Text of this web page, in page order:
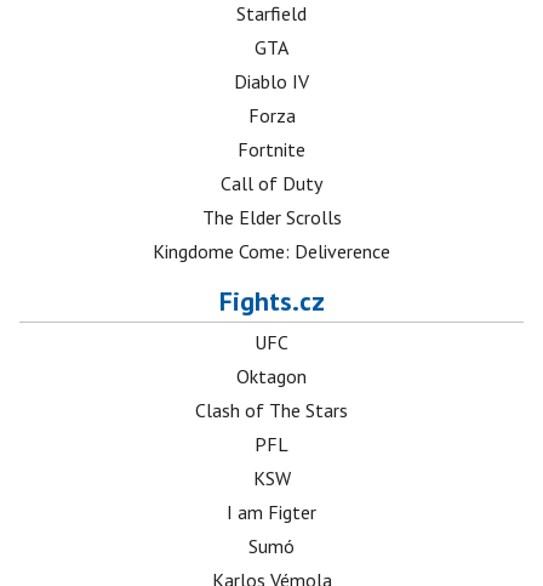
Starfield
GTA
Diablo IV
Forza
Fortnite
Call of Duty
The Elder Scrolls
Kingdome Come: Deliverence
Fights.cz
UFC
Oktagon
Clash of The Stars
PFL
KSW
I am Figter
Sumó
Karlos Vémola